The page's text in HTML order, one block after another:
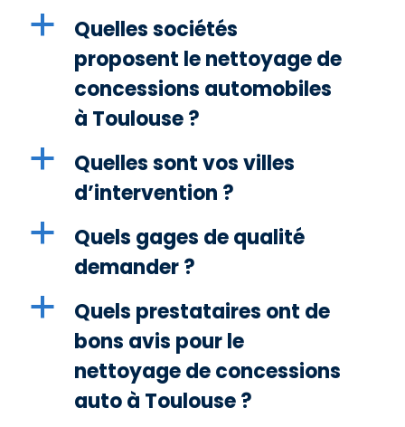
a
Quelles sociétés
proposent le nettoyage de
concessions automobiles
à Toulouse ?
a
Quelles sont vos villes
d’intervention ?
a
Quels gages de qualité
demander ?
a
Quels prestataires ont de
bons avis pour le
nettoyage de concessions
auto à Toulouse ?